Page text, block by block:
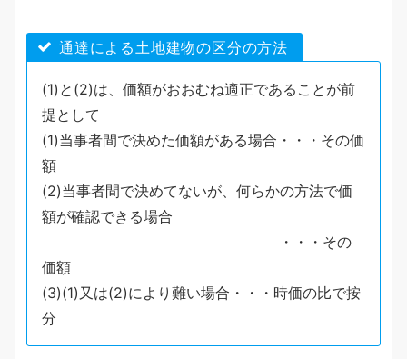
通達による土地建物の区分の方法
(1)と(2)は、価額がおおむね適正であることが前
提として
(1)当事者間で決めた価額がある場合・・・その価
額
(2)当事者間で決めてないが、何らかの方法で価
額が確認できる場合
・・・その
価額
(3)(1)又は(2)により難い場合・・・時価の比で按
分